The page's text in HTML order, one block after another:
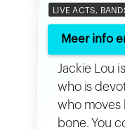
LIVE ACTS,
Meer info
Jackie Lou
who is
who moves
bone. You